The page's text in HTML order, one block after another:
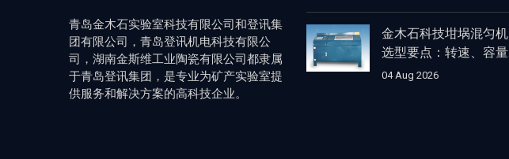
青岛金木石实验室科技有限公司和登讯集
团有限公司，青岛登讯机电科技有限公
司，湖南金斯维工业陶瓷有限公司都隶属
于青岛登讯集团，是专业为矿产实验室提
供服务和解决方案的高科技企业。
金木石科技坩埚混匀机
选型要点：转速、容量
与适用场景解析
04 Aug 2026